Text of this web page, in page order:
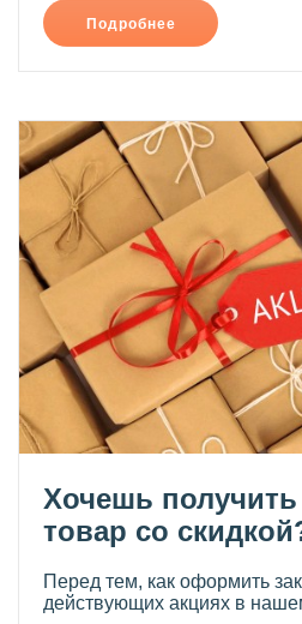
Подробнее
Хочешь получить
товар со
Перед тем, как оформить
действующих акциях в